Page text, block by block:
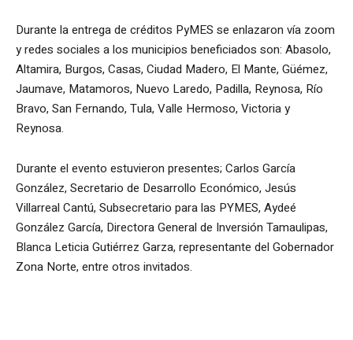
Durante la entrega de créditos PyMES se enlazaron vía zoom
y redes sociales a los municipios beneficiados son: Abasolo,
Altamira, Burgos, Casas, Ciudad Madero, El Mante, Güémez,
Jaumave, Matamoros, Nuevo Laredo, Padilla, Reynosa, Río
Bravo, San Fernando, Tula, Valle Hermoso, Victoria y
Reynosa.
Durante el evento estuvieron presentes; Carlos García
González, Secretario de Desarrollo Económico, Jesús
Villarreal Cantú, Subsecretario para las PYMES, Aydeé
González García, Directora General de Inversión Tamaulipas,
Blanca Leticia Gutiérrez Garza, representante del Gobernador
Zona Norte, entre otros invitados.